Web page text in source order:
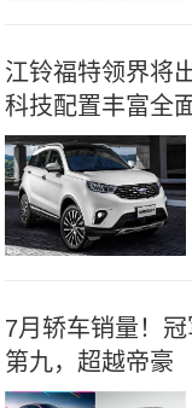
江铃福特领界将
科技配置丰富全
7月轿车销量！
第九，超越帝豪